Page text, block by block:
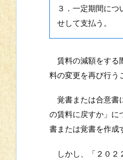
３．一定期間に
せして支払う。
賃料の減額をする
料の変更を再び行う
覚書または合意書
の賃料に戻すか」に
書または覚書を作成
しかし、「２０２